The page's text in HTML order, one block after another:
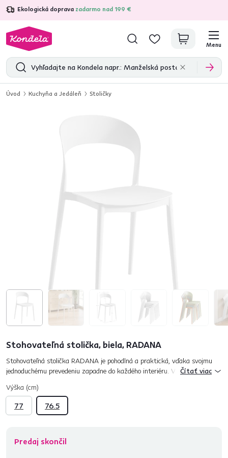
Ekologická doprava zadarmo nad 199 €
4,7 31 375overených produktových recenzií
Menu
Úvod Kuchyňa a Jedáleň Stoličky
Stohovateľná stolička, biela, RADANA
Stohovateľná stolička RADANA je pohodlná a praktická, vďaka svojmu
jednoduchému prevedeniu zapadne do každého interiéru. Vyrobená je z
Čítať viac
Výška (cm)
77 76.5
Predaj skončil